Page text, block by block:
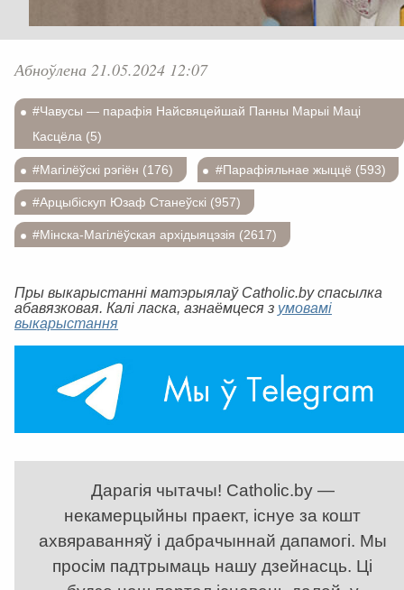
Абноўлена 21.05.2024 12:07
#Чавусы — парафія Найсвяцейшай Панны Марыі Маці
Касцёла (5)
#Магілёўскі рэгіён (176) #Парафіяльнае жыццё (593)
#Арцыбіскуп Юзаф Станеўскі (957)
#Мінска-Магілёўская архідыяцэзія (2617)
Пры выкарыстанні матэрыялаў Catholic.by спасылка
абавязковая. Калі ласка, азнаёмцеся з умовамі
выкарыстання
Дарагія чытачы! Catholic.by —
некамерцыйны праект, існуе за кошт
ахвяраванняў і дабрачыннай дапамогі. Мы
просім падтрымаць нашу дзейнасць. Ці